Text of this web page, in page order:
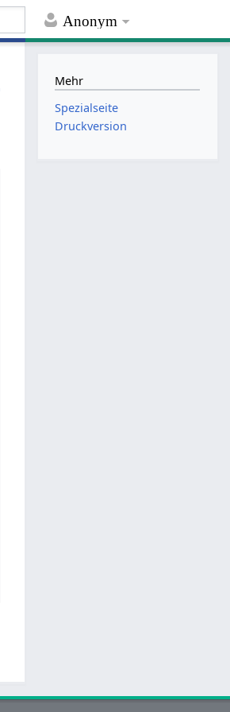
Anonym
Mehr
Spezialseite
Druckversion